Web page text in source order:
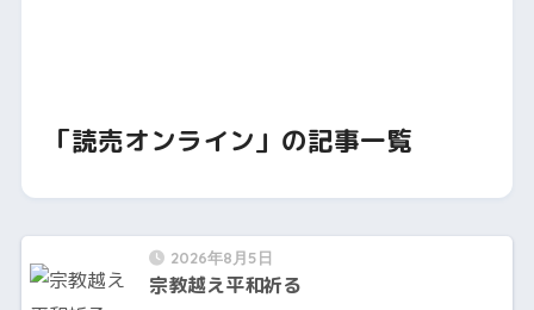
「読売オンライン」の記事一覧
2026年8月5日
宗教越え平和祈る